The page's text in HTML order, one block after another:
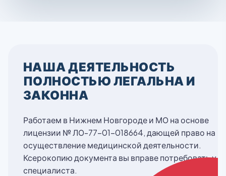
НАША ДЕЯТЕЛЬНОСТЬ
ПОЛНОСТЬЮ ЛЕГАЛЬНА И
ЗАКОННА
Работаем в Нижнем Новгороде и МО на основе
лицензии № ЛО-77-01-018664, дающей право на
осуществление медицинской деятельности.
Ксерокопию документа вы вправе потребовать у
специалиста.